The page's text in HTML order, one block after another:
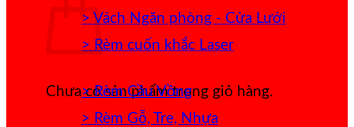
Chưa có sản phẩm trong giỏ hàng.
> Vách Ngăn phòng - Cửa Lưới
> Rèm cuốn khắc Laser
> Rèm Cầu Vồng
> Rèm Gỗ, Tre, Nhựa